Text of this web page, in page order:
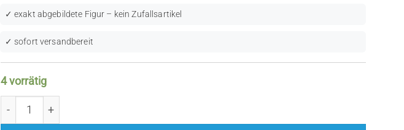
✓ exakt abgebildete Figur – kein Zufallsartikel
✓ sofort versandbereit
4 vorrätig